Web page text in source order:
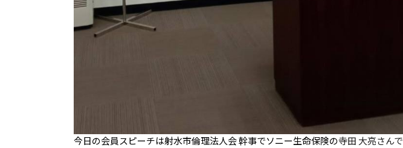
今日の会員スピーチは射水市倫理法人会 幹事でソニー生命保険の寺田 大亮さんで